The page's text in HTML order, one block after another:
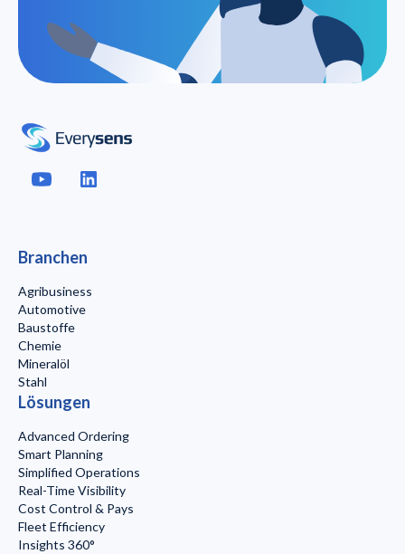
Branchen
Agribusiness
Automotive
Baustoffe
Chemie
Mineralöl
Stahl
Lösungen
Advanced Ordering
Smart Planning
Simplified Operations
Real-Time Visibility
Cost Control & Pays
Fleet Efficiency
Insights 360°